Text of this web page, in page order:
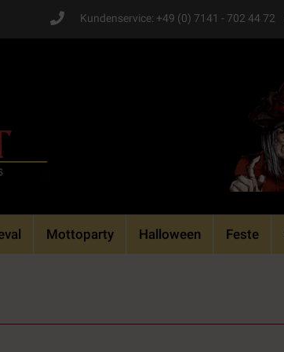
Kundenservice: +49 (0) 7141 - 702 44 72
Mottoparty Halloween Feste